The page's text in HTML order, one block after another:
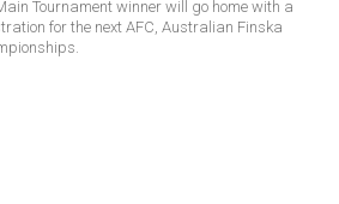
Tournament winner will go home with a
for the next AFC, Australian Finska
de la CASAS